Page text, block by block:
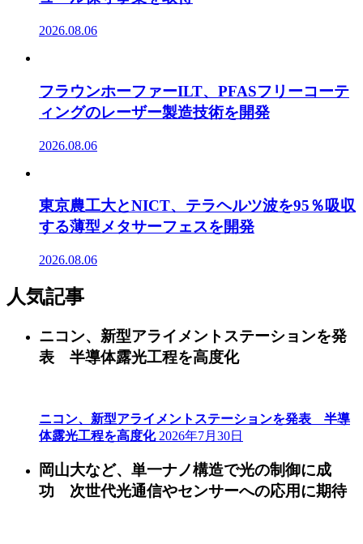
2026.08.06
フラウンホーファーILT、PFASフリーコーテ
ィングのレーザー製造技術を開発
2026.08.06
東京農工大とNICT、テラヘルツ波を95％吸収
する薄型メタサーフェスを開発
2026.08.06
人気記事
ニコン、新型アライメントステーションを発
表 半導体露光工程を高度化
ニコン、新型アライメントステーションを発表 半導
体露光工程を高度化 2026年7月30日
岡山大など、単一ナノ構造で光の制御に成
功 次世代光通信やセンサーへの応用に期待